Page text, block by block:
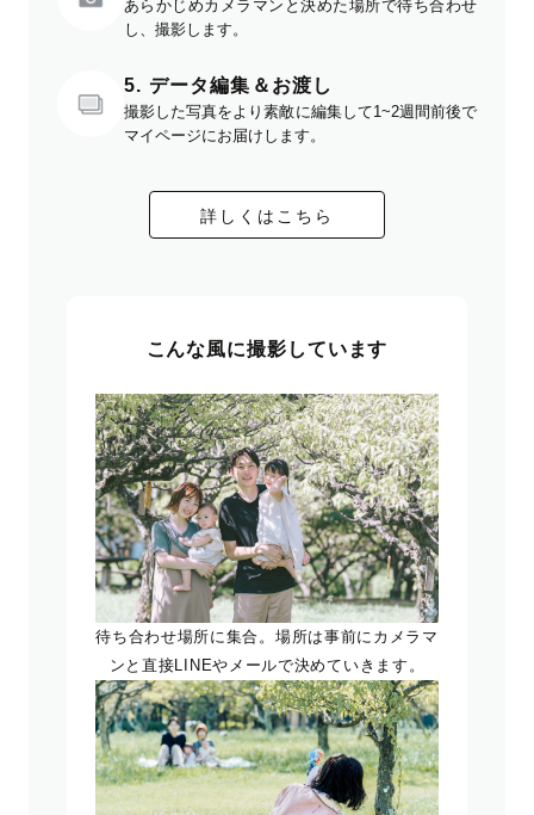
あらかじめカメラマンと決めた場所で待ち合わせ
し、撮影します。
5. データ編集＆お渡し
撮影した写真をより素敵に編集して1~2週間前後で
マイページにお届けします。
詳しくはこちら
こんな風に撮影しています
待ち合わせ場所に集合。場所は事前にカメラマ
ンと直接LINEやメールで決めていきます。